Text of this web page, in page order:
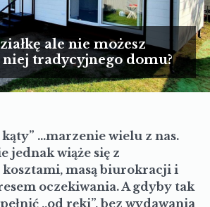
ale nie możesz
niej tradycyjnego domu?
kąty” …marzenie wielu z nas.
jednak wiąże się z
masą biurokracji i
oczekiwania. A gdyby tak
,,od ręki”, bez wydawania